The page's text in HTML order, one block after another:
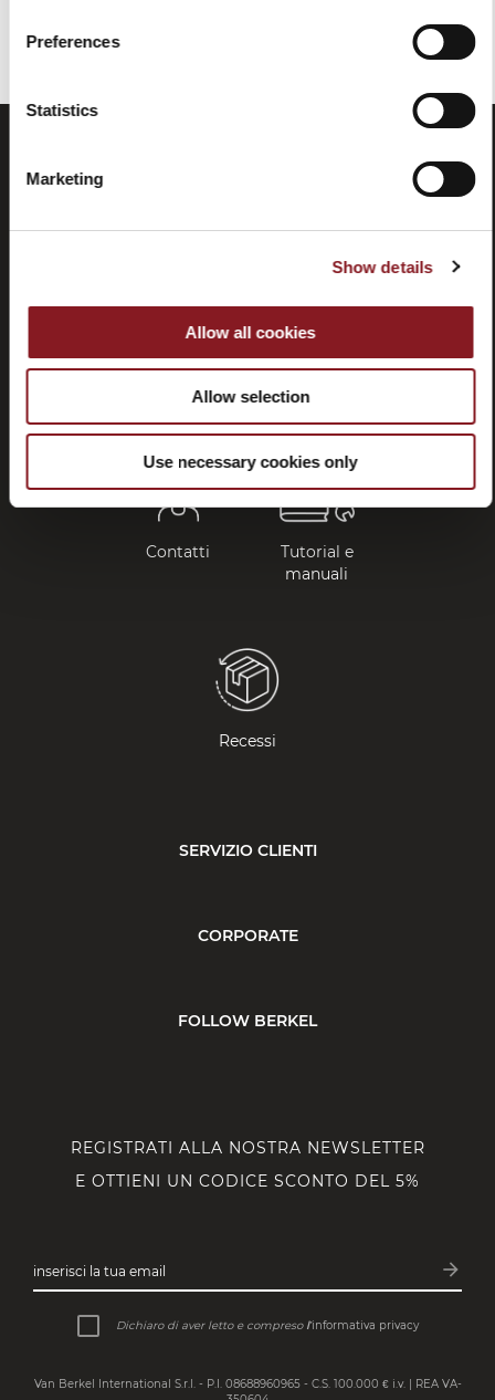
Preferences
Statistics
Marketing
Show details
Allow all cookies
Allow selection
Use necessary cookies only
Domande
frequenti
Store
locator
Contatti
Tutorial e
manuali
Recessi
SERVIZIO CLIENTI
CORPORATE
FOLLOW BERKEL
REGISTRATI ALLA NOSTRA NEWSLETTER
E OTTIENI UN CODICE SCONTO DEL 5%
inserisci la tua email arrow_forward
Dichiaro di aver letto e compreso l’informativa privacy
Van Berkel International S.r.l. - P.I. 08688960965 - C.S. 100.000 € i.v. | REA VA-